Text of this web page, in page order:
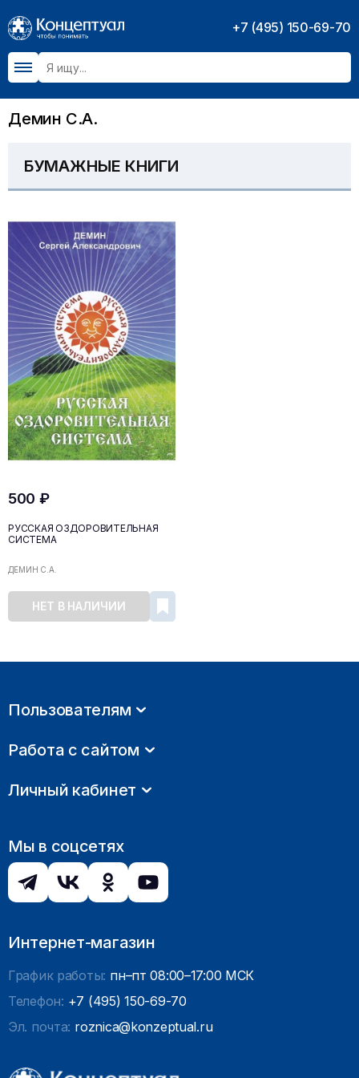
+7 (495) 150-69-70
Демин С.А.
БУМАЖНЫЕ КНИГИ
500 ₽
РУССКАЯ ОЗДОРОВИТЕЛЬНАЯ
СИСТЕМА
ДЕМИН С.А.
НЕТ В НАЛИЧИИ
Пользователям
Работа с сайтом
Личный кабинет
Мы в соцсетях
Интернет-магазин
График работы: пн–пт 08:00–17:00 МСК
Телефон: +7 (495) 150-69-70
Эл. почта: roznica@konzeptual.ru